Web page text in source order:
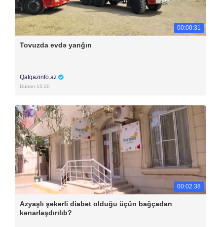
00:00:31
Tovuzda evdə yanğın
Qafqazinfo.az
Dünən 15:20
00:02:38
Azyaşlı şəkərli diabet olduğu üçün bağçadan
kənarlaşdırılıb?